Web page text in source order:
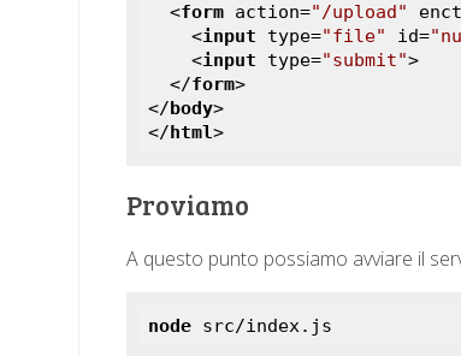
<form action="/upload"
<input type="file" id=
<input type="submit">
</form>
</body>
</html>
Proviamo
A questo punto possiamo avviare il
node src/index.js